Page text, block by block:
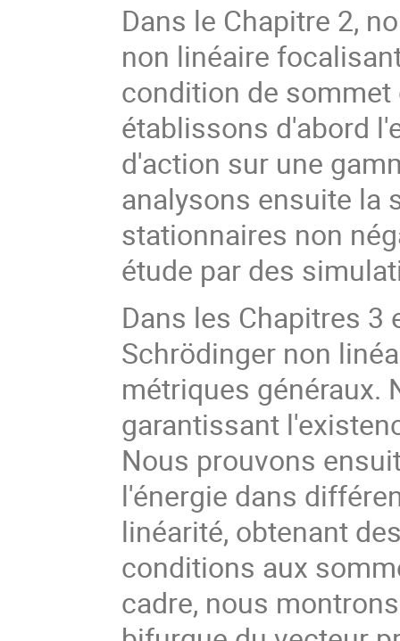
Dans le Chapitre 2,
non linéaire
condition de sommet
établissons d'abord
d'action sur une
analysons ensuite la
stationnaires non
étude par des
Dans les Chapitres 3
Schrödinger non
métriques généraux.
garantissant
Nous prouvons
l'énergie dans
linéarité, obtenant
conditions aux
cadre, nous